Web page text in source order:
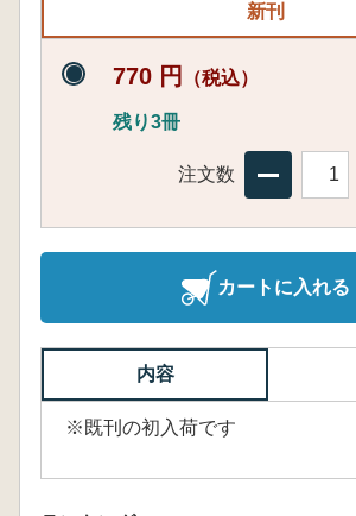
新刊
770 円 （税込）
残り3冊
注文数
カートに入れる
内容
※既刊の初入荷です